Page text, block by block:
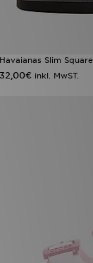
Havaianas Slim
32,00€ inkl. MwST.